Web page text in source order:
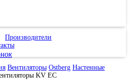
Производители
Вентиляторы Ostberg Настенные
KV EC